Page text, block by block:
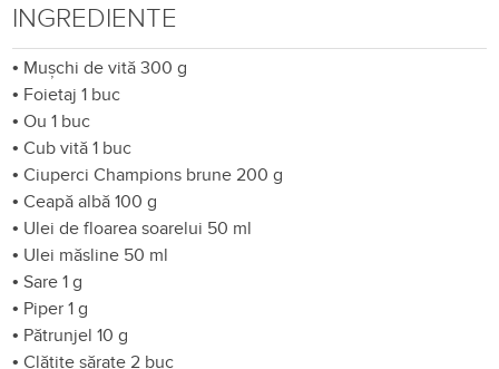
INGREDIENTE
• Mușchi de vită 300 g
• Foietaj 1 buc
•Ou 1 buc
•Cub vită 1 buc
•Ciuperci Champions brune 200 g
•Ceapă albă 100 g
• Ulei de floarea soarelui 50 ml
• Ulei măsline 50 ml
•Sare 1 g
• Piper 1 g
• Pătrunjel 10 g
•Clătite sărate 2 buc